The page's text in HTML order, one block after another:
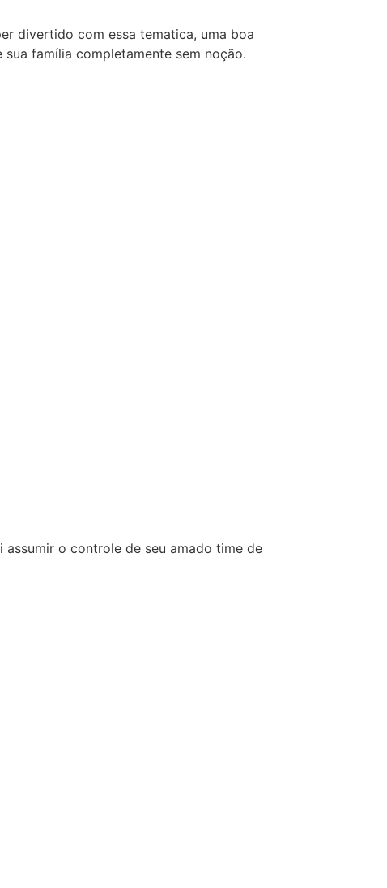
divertido com essa tematica, uma boa
família completamente sem noção.
o controle de seu amado time de